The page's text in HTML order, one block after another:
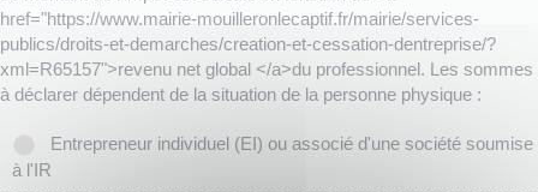
href="https://www.mairie-mouilleronlecaptif.fr/mairie/services-
publics/droits-et-demarches/creation-et-cessation-dentreprise/?
xml=R65157">revenu net global </a>du professionnel. Les sommes
à déclarer dépendent de la situation de la personne physique :
Entrepreneur individuel (EI) ou associé d'une société soumise
à l'IR